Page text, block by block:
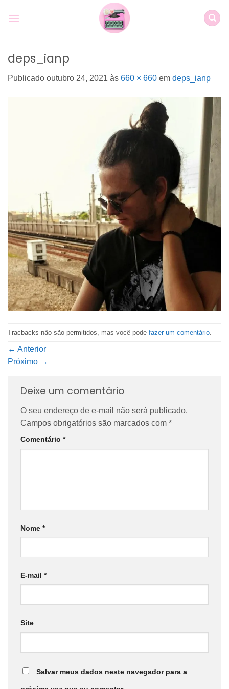
deps_ianp
Publicado outubro 24, 2021 às 660 × 660 em deps_ianp
Tracbacks não são permitidos, mas você pode fazer um comentário
← Anterior
Próximo →
Deixe um comentário
O seu endereço de e-mail não será publicado.
Campos obrigatórios são marcados com *
Comentário *
Nome *
E-mail *
Site
Salvar meus dados neste navegador para a